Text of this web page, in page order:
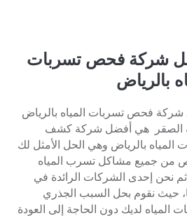
شركة فحص تسربات
بالرياض
فحص تسربات المياه بالرياض
الصقر هي أفضل شركة كشف
المياه بالرياض وهي الحل الأمثل لك
من جميع مشاكل تسرب المياه
نحن إحدى الشركات الرائدة في
حيث نقوم بحل السبب الجذري
المياه لديك دون الحاجة إلى العودة